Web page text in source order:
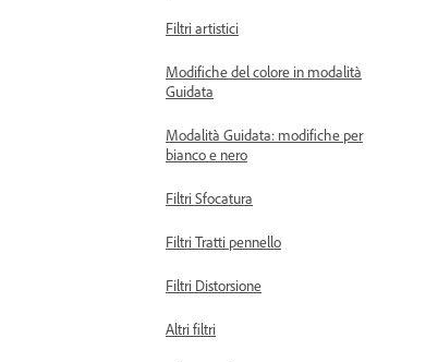
Filtri artistici
Modifiche del colore in modalità
Guidata
Modalità Guidata: modifiche per
bianco e nero
Filtri Sfocatura
Filtri Tratti pennello
Filtri Distorsione
Altri filtri